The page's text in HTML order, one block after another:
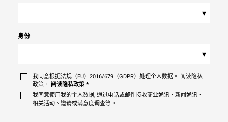
▾
身份
▾
我同意根据法规（EU）2016/679（GDPR）处理个人数据。 阅读隐私
政策。 阅读隐私政策 *
我同意使用我的个人数据, 通过电话或邮件接收商业通讯、新闻通讯、
相关活动、邀请或满意度调查等。